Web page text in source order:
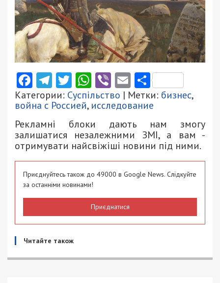
Facebook
Telegram
Twitter
WhatsApp
ViberEmail
Категории: Суспільство | Метки: бизнес,
война с Россией, исследование
Рекламні блоки дають нам змогу
залишатися незалежними ЗМІ, а вам -
отримувати найсвіжіші новини під ними.
Приєднуйтесь також до 49000 в Google News. Слідкуйте
за останніми новинами!
Приєднатися
Читайте також